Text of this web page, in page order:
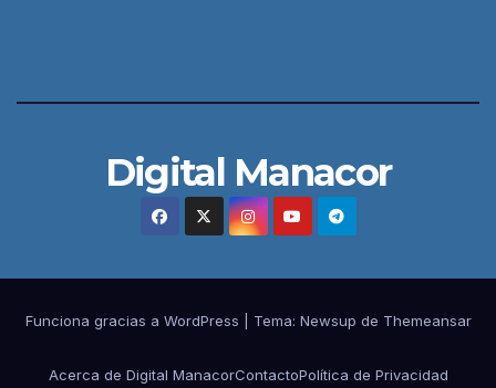
Digital Manacor
Funciona gracias a WordPress Tema: Newsup de Themeansar
Acerca de Digital ManacorContactoPolítica de Privacidad